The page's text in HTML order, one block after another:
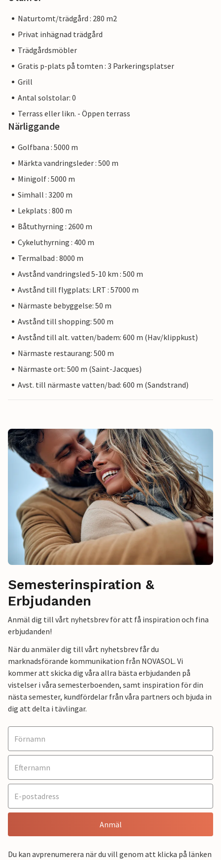
Naturtomt/trädgård : 280 m2
Privat inhägnad trädgård
Trädgårdsmöbler
Gratis p-plats på tomten : 3 Parkeringsplatser
Grill
Antal solstolar: 0
Terrass eller likn. - Öppen terrass
Närliggande
Golfbana : 5000 m
Märkta vandringsleder : 500 m
Minigolf : 5000 m
Simhall : 3200 m
Lekplats : 800 m
Båtuthyrning : 2600 m
Cykeluthyrning : 400 m
Termalbad : 8000 m
Avstånd vandringsled 5-10 km : 500 m
Avstånd till flygplats: LRT : 57000 m
Närmaste bebyggelse: 50 m
Avstånd till shopping: 500 m
Avstånd till alt. vatten/badem: 600 m (Hav/klippkust)
Närmaste restaurang: 500 m
Närmaste ort: 500 m (Saint-Jacques)
Avst. till närmaste vatten/bad: 600 m (Sandstrand)
Semesterinspiration &
Erbjudanden
Anmäl dig till vårt nyhetsbrev för att få inspiration och fina
erbjudanden!
När du anmäler dig till vårt nyhetsbrev får du
marknadsförande kommunikation från NOVASOL. Vi
kommer att skicka dig våra allra bästa erbjudanden på
vistelser i våra semesterboenden, samt inspiration för din
nästa semester, kundfördelar från våra partners och bjuda in
dig att delta i tävlingar.
Anmäl
Du kan avprenumerera när du vill genom att klicka på länken